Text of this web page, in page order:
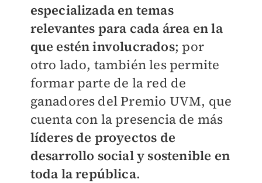
especializada en temas
relevantes para cada área en la
que estén involucrados; por
otro lado, también les permite
formar parte de la red de
ganadores del Premio UVM, que
cuenta con la presencia de más
líderes de proyectos de
desarrollo social y sostenible en
toda la república.